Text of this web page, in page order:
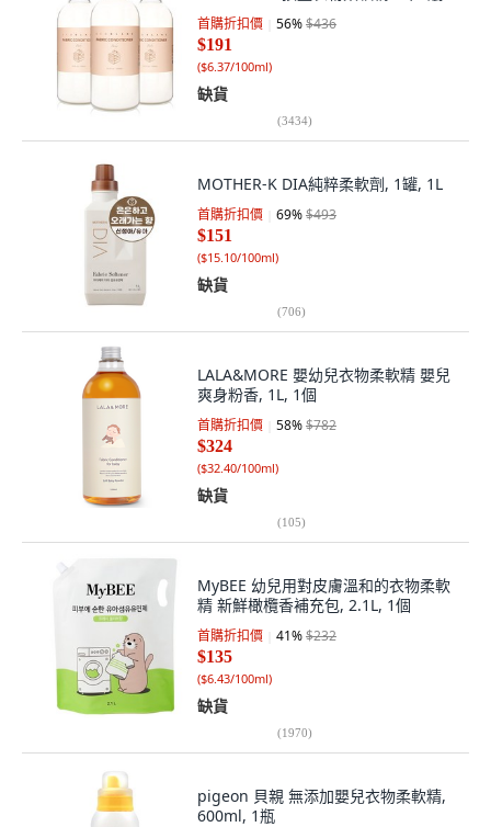
首購折扣價 56%$436
$191
($6.37/100ml)
缺貨
(3434)
MOTHER-K DIA純粹柔軟劑, 1罐, 1L
首購折扣價 69%$493
$151
($15.10/100ml)
缺貨
(706)
LALA&MORE 嬰幼兒衣物柔軟精 嬰兒
爽身粉香, 1L, 1個
首購折扣價 58%$782
$324
($32.40/100ml)
缺貨
(105)
MyBEE 幼兒用對皮膚溫和的衣物柔軟
精 新鮮橄欖香補充包, 2.1L, 1個
首購折扣價 41%$232
$135
($6.43/100ml)
缺貨
(1970)
pigeon 貝親 無添加嬰兒衣物柔軟精,
600ml, 1瓶